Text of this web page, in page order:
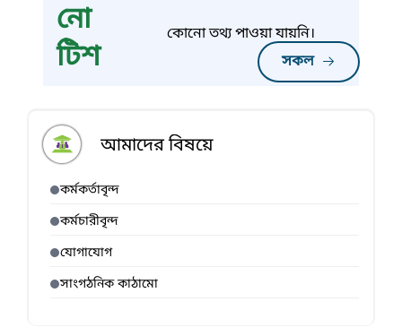
নো
টিশ
সকল
কোনো তথ্য পাওয়া যায়নি।
আমাদের বিষয়ে
কর্মকর্তাবৃন্দ
কর্মচারীবৃন্দ
যোগাযোগ
সাংগঠনিক কাঠামো